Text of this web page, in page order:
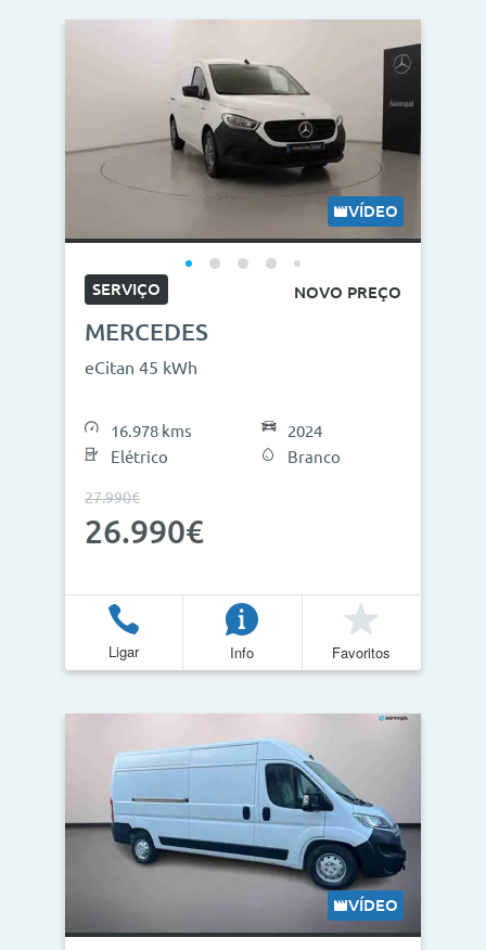
VÍDEO
SERVIÇO NOVO PREÇO
MERCEDES
eCitan 45 kWh
16.978 kms
Elétrico
2024
Branco
27.990€
26.990€
Ligar Info Favoritos
VÍDEO